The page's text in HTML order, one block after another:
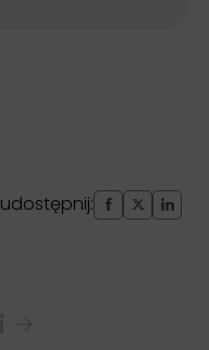
udostępnij: